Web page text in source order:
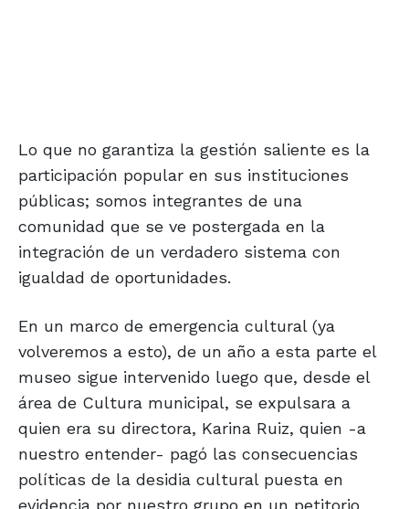
Lo que no garantiza la gestión saliente es la
participación popular en sus instituciones
públicas; somos integrantes de una
comunidad que se ve postergada en la
integración de un verdadero sistema con
igualdad de oportunidades.
En un marco de emergencia cultural (ya
volveremos a esto), de un año a esta parte el
museo sigue intervenido luego que, desde el
área de Cultura municipal, se expulsara a
quien era su directora, Karina Ruiz, quien -a
nuestro entender- pagó las consecuencias
políticas de la desidia cultural puesta en